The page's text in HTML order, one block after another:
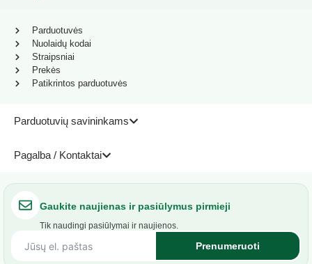
Parduotuvių savininkams
Pagalba / Kontaktai
Parduotuvės
Nuolaidų kodai
Straipsniai
Prekės
Patikrintos parduotuvės
Gaukite naujienas ir pasiūlymus pirmieji
Tik naudingi pasiūlymai ir naujienos.
Prenumeruoti